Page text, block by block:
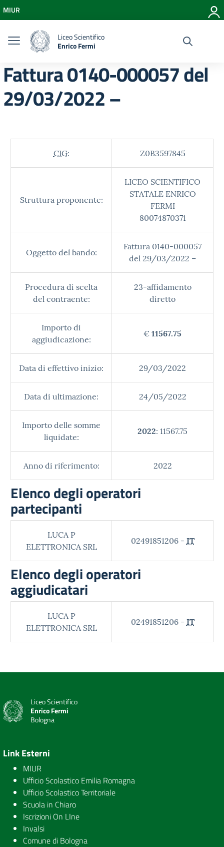
Vai al menu di navigazione
Vai al footer
MIUR
Liceo Scientifico
Enrico Fermi
Fattura 0140-000057 del
29/03/2022 –
CIG: Z0B3597845
Struttura proponente:
LICEO SCIENTIFICO
STATALE ENRICO
FERMI
80074870371
Oggetto del bando:
Fattura 0140-000057
del 29/03/2022 –
Procedura di scelta
del contraente:
23-affidamento
diretto
Importo di
aggiudicazione:
€ 11567.75
Data di effettivo inizio: 29/03/2022
Data di ultimazione: 24/05/2022
Importo delle somme
liquidate:
2022: 11567.75
Anno di riferimento: 2022
Elenco degli operatori
partecipanti
LUCA P
ELETTRONICA SRL
02491851206 - IT
Elenco degli operatori
aggiudicatari
LUCA P
ELETTRONICA SRL
02491851206 - IT
Liceo Scientifico
Enrico Fermi
Bologna
Link Esterni
MIUR
Ufficio Scolastico Emilia Romagna
Ufficio Scolastico Territoriale
Scuola in Chiaro
Iscrizioni On LIne
Invalsi
Comune di Bologna